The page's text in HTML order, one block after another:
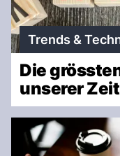
Trends &
Die
unserer